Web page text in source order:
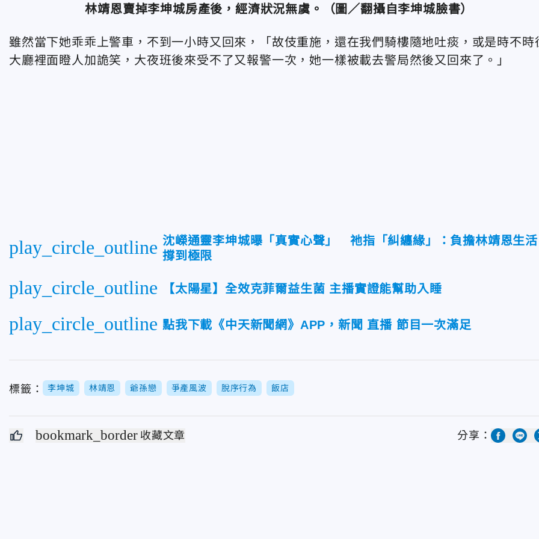
林靖恩賣掉李坤城房產後，經濟狀況無虞。（圖／翻攝自李坤城臉書）
雖然當下她乖乖上警車，不到一小時又回來，「故伎重施，還在我們騎樓隨地吐痰，或是時不時
大廳裡面瞪人加詭笑，大夜班後來受不了又報警一次，她一樣被載去警局然後又回來了。」
play_circle_outline 沈嶸通靈李坤城曝「真實心聲」 祂指「糾纏緣」：負擔林靖恩生活
撐到極限
play_circle_outline 【太陽星】全效克菲爾益生菌 主播實證能幫助入睡
play_circle_outline 點我下載《中天新聞網》APP，新聞 直播 節目一次滿足
標籤： 李坤城 林靖恩 爺孫戀 爭產風波 脫序行為 飯店
bookmark_border 收藏文章 分享：